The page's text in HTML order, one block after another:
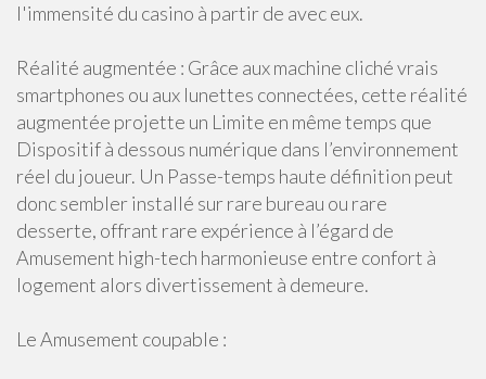
l'immensité du casino à partir de avec eux.
Réalité augmentée : Grâce aux machine cliché vrais
smartphones ou aux lunettes connectées, cette réalité
augmentée projette un Limite en même temps que
Dispositif à dessous numérique dans l’environnement
réel du joueur. Un Passe-temps haute définition peut
donc sembler installé sur rare bureau ou rare
desserte, offrant rare expérience à l’égard de
Amusement high-tech harmonieuse entre confort à
logement alors divertissement à demeure.
Le Amusement coupable :